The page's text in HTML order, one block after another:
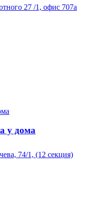
27 /1, офис 707а
у дома
74/1, (12 секция)